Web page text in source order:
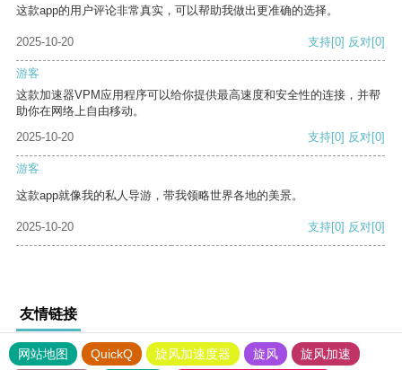
这款app的用户评论非常真实，可以帮助我做出更准确的选择。
2025-10-20 支持[0] 反对[0]
游客
这款加速器VPM应用程序可以给你提供最高速度和安全性的连接，并帮
助你在网络上自由移动。
2025-10-20
支持[0] 反对[0]
游客
这款app就像我的私人导游，带我领略世界各地的美景。
2025-10-20 支持[0] 反对[0]
友情链接
网站地图 QuickQ 旋风加速度器 旋风 旋风加速